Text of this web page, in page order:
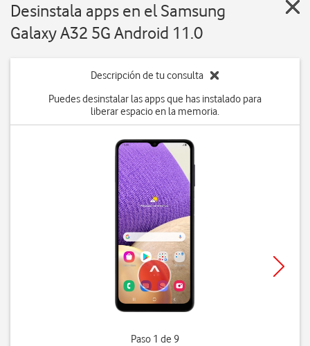
Desinstala apps en el Samsung
Galaxy A32 5G Android 11.0
Descripción de tu consulta
Puedes desinstalar las apps que has instalado para
liberar espacio en la memoria.
Paso 1 de 9